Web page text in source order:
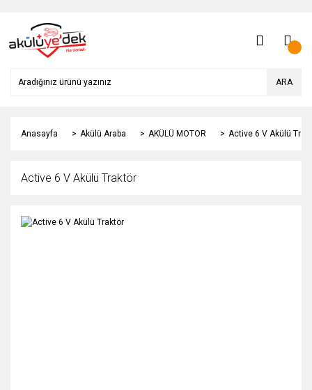
ARA
Anasayfa Akülü Araba AKÜLÜ MOTOR Active 6 V Akülü
Active 6 V Akülü Traktör